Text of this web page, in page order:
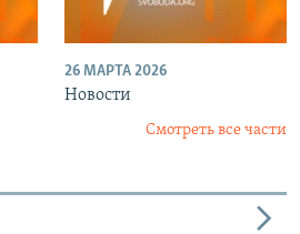
26 МАРТА 2026
Новости
Смотреть все части